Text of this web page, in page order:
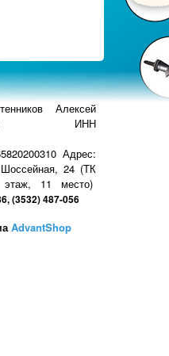
Алексей
ИНН
Адрес:
24 (ТК
этаж, 11 место)
(3532) 487-056
AdvantShop